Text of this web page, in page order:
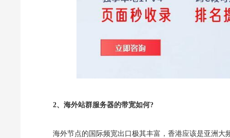
2、海外站群服务器的带宽如何?
海外节点的国际频宽出口极其丰富，香港应该是亚洲